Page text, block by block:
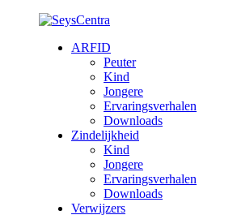
ARFID
Peuter
Kind
Jongere
Ervaringsverhalen
Downloads
Zindelijkheid
Kind
Jongere
Ervaringsverhalen
Downloads
Verwijzers